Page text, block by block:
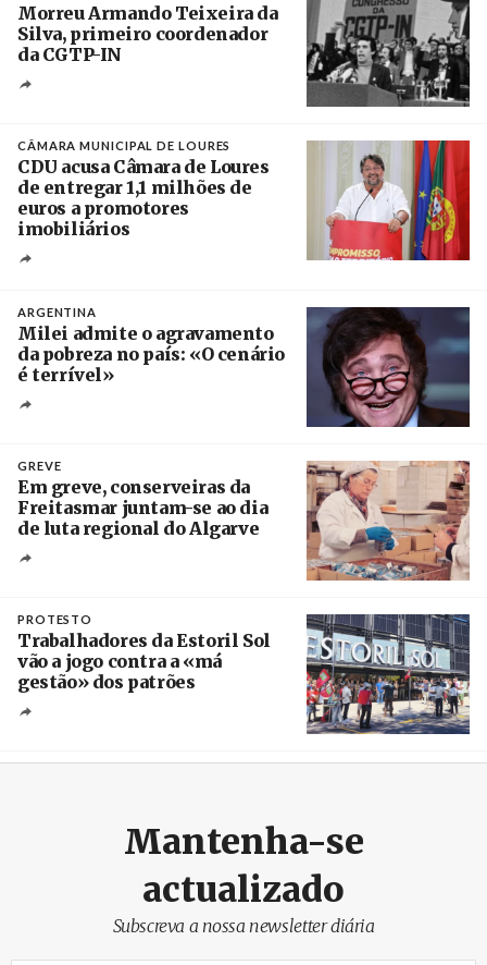
Morreu Armando Teixeira da
Silva, primeiro coordenador
da CGTP-IN
CÂMARA MUNICIPAL DE LOURES
CDU acusa Câmara de Loures
de entregar 1,1 milhões de
euros a promotores
imobiliários
ARGENTINA
Milei admite o agravamento
da pobreza no país: «O cenário
é terrível»
GREVE
Em greve, conserveiras da
Freitasmar juntam-se ao dia
de luta regional do Algarve
PROTESTO
Trabalhadores da Estoril Sol
vão a jogo contra a «má
gestão» dos patrões
Mantenha-se
actualizado
Subscreva a nossa newsletter diária